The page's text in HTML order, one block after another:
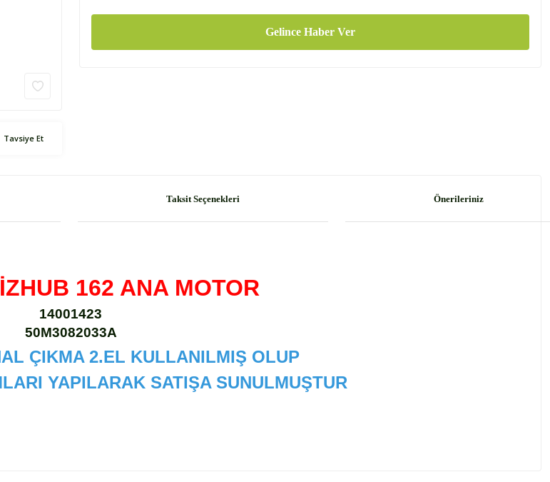
Tavsiye Et
Gelince Haber Ver
Taksit Seçenekleri Önerileriniz
162 ANA MOTOR
14001423
50M3082033A
ÇIKMA 2.EL KULLANILMIŞ OLUP
YAPILARAK SATIŞA SUNULMUŞTUR